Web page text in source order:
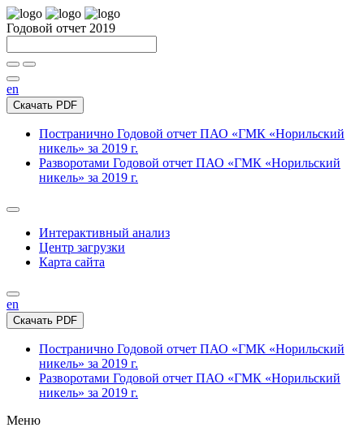
Годовой отчет 2019
en
Скачать PDF
Постранично Годовой отчет ПАО «ГМК «Норильский
никель» за 2019 г.
Разворотами Годовой отчет ПАО «ГМК «Норильский
никель» за 2019 г.
Интерактивный анализ
Центр загрузки
Карта сайта
en
Скачать PDF
Постранично Годовой отчет ПАО «ГМК «Норильский
никель» за 2019 г.
Разворотами Годовой отчет ПАО «ГМК «Норильский
никель» за 2019 г.
Меню